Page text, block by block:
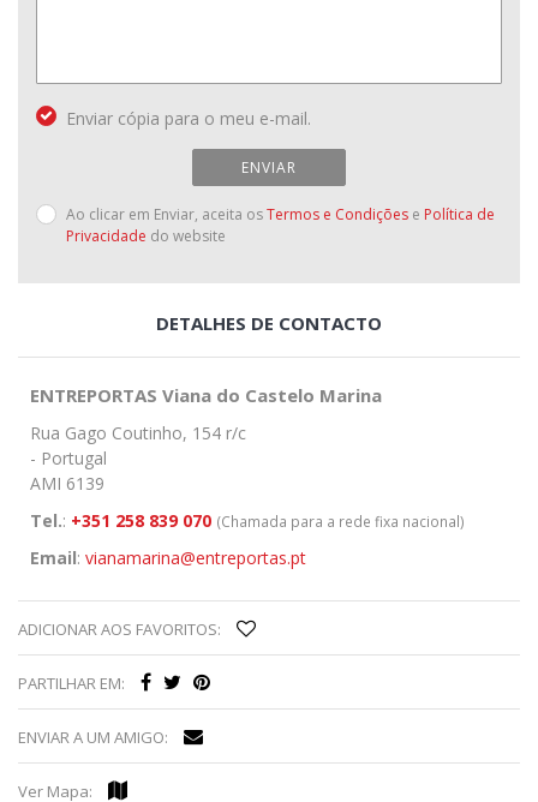
Enviar cópia para o meu e-mail.
ENVIAR
Ao clicar em Enviar, aceita osTermos e Condições e Política de
Privacidade do website
DETALHES DE CONTACTO
ENTREPORTAS Viana do Castelo Marina
Rua Gago Coutinho, 154 r/c
- Portugal
AMI 6139
Tel.: +351 258 839 070 (Chamada para a rede fixa nacional)
Email: vianamarina@entreportas.pt
ADICIONAR AOS FAVORITOS:
PARTILHAR EM:
ENVIAR A UM AMIGO:
Ver Mapa: